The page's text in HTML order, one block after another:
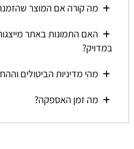
מה קורה אם המוצר
האם התמונות באתר
במדויק?
מהי מדיניות הביטולים
מה זמן האספקה?